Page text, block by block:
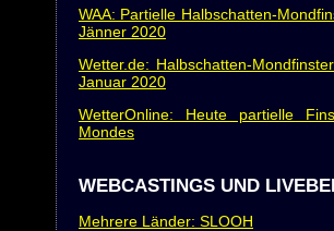
WAA: Partielle Halbschatten-
Jänner 2020
Wetter.de: Halbschatten-
Januar 2020
WetterOnline: Heute partielle
Mondes
WEBCASTINGS UND
Mehrere Länder: SLOOH